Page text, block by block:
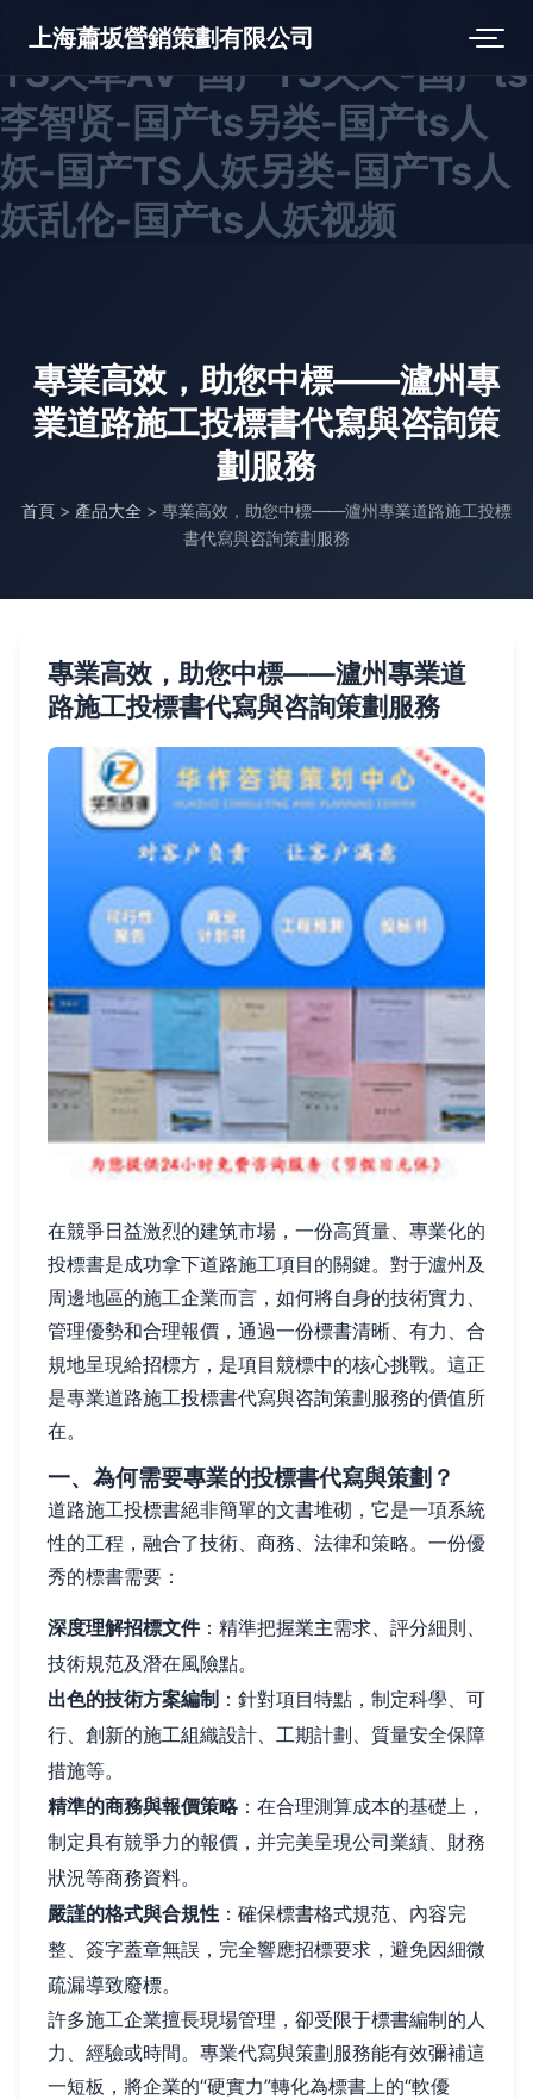
国产ts二区-国产ts后入-国产
TS久草AV-国产TS久久-国产ts
李智贤-国产ts另类-国产ts人
妖-国产TS人妖另类-国产Ts人
妖乱伦-国产ts人妖视频
上海蕭坂營銷策劃有限公司
專業高效，助您中標——瀘州專
業道路施工投標書代寫與咨詢策
劃服務
首頁 > 產品大全 > 專業高效，助您中標——瀘州專業道路施工投標
書代寫與咨詢策劃服務
專業高效，助您中標——瀘州專業道
路施工投標書代寫與咨詢策劃服務
在競爭日益激烈的建筑市場，一份高質量、專業化的
投標書是成功拿下道路施工項目的關鍵。對于瀘州及
周邊地區的施工企業而言，如何將自身的技術實力、
管理優勢和合理報價，通過一份標書清晰、有力、合
規地呈現給招標方，是項目競標中的核心挑戰。這正
是專業道路施工投標書代寫與咨詢策劃服務的價值所
在。
一、為何需要專業的投標書代寫與策劃？
道路施工投標書絕非簡單的文書堆砌，它是一項系統
性的工程，融合了技術、商務、法律和策略。一份優
秀的標書需要：
深度理解招標文件：精準把握業主需求、評分細則、
技術規范及潛在風險點。
出色的技術方案編制 ：針對項目特點，制定科學、可
行、創新的施工組織設計、工期計劃、質量安全保障
措施等。
精準的商務與報價策略：在合理測算成本的基礎上，
制定具有競爭力的報價，并完美呈現公司業績、財務
狀況等商務資料。
嚴謹的格式與合規性 ：確保標書格式規范、內容完
整、簽字蓋章無誤，完全響應招標要求，避免因細微
疏漏導致廢標。
許多施工企業擅長現場管理，卻受限于標書編制的人
力、經驗或時間。專業代寫與策劃服務能有效彌補這
一短板，將企業的“硬實力”轉化為標書上的“軟優